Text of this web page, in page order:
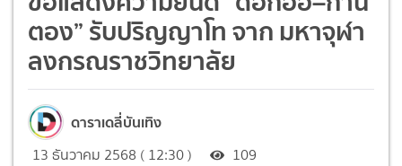
ตอง” รับปริญญาโท จาก มหาจุฬา
ลงกรณราชวิทยาลัย
ดาราเดลี่บันเทิง
13 ธันวาคม 2568 ( 12:30 ) 109